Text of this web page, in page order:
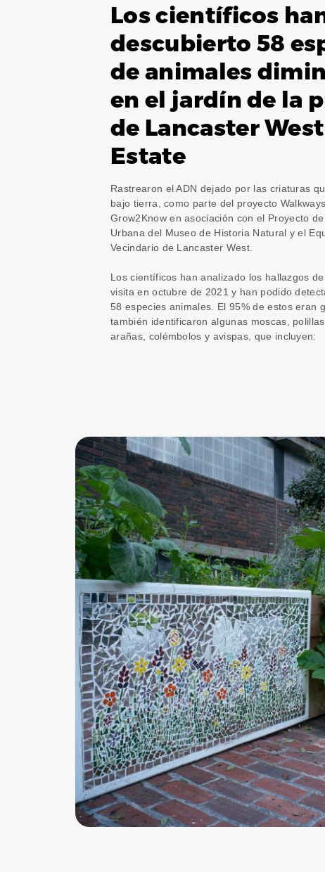
Los científicos
descubierto 58
de animales
en el jardín de la
de Lancaster West
Estate
Rastrearon el ADN dejado por las criaturas
bajo tierra, como parte del proyecto
Grow2Know en asociación con el Proyecto
Urbana del Museo de Historia Natural y el
Vecindario de Lancaster West.
Los científicos han analizado los hallazgos
visita en octubre de 2021 y han podido
58 especies animales. El 95% de estos eran
también identificaron algunas moscas,
arañas, colémbolos y avispas, que incluyen: